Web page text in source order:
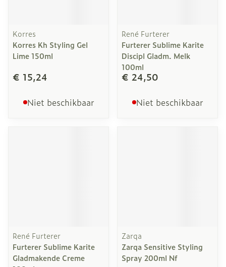
Korres
Korres Kh Styling Gel
Lime 150ml
€ 15,24
Niet beschikbaar
René Furterer
Furterer Sublime Karite
Discipl Gladm. Melk
100ml
€ 24,50
Niet beschikbaar
René Furterer
Furterer Sublime Karite
Gladmakende Creme
Zarqa
Zarqa Sensitive Styling
Spray 200ml Nf